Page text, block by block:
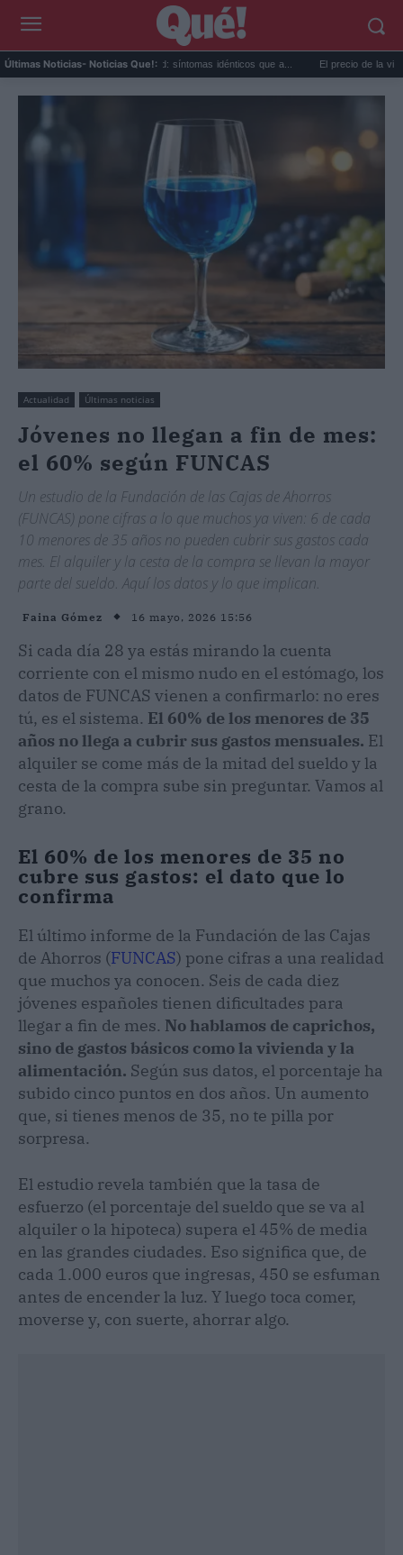
Últimas Noticias- Noticias Que!:
Calor extremo y ansiedad: síntomas idénticos que a... El precio de la vivienda en
Actualidad Últimas noticias
Jóvenes no llegan a fin de mes:
el 60% según FUNCAS
Un estudio de la Fundación de las Cajas de Ahorros
(FUNCAS) pone cifras a lo que muchos ya viven: 6 de cada
10 menores de 35 años no pueden cubrir sus gastos cada
mes. El alquiler y la cesta de la compra se llevan la mayor
parte del sueldo. Aquí los datos y lo que implican.
Faina Gómez 16 mayo, 2026 15:56
Si cada día 28 ya estás mirando la cuenta
corriente con el mismo nudo en el estómago, los
datos de FUNCAS vienen a confirmarlo: no eres
tú, es el sistema. El 60% de los menores de 35
años no llega a cubrir sus gastos mensuales. El
alquiler se come más de la mitad del sueldo y la
cesta de la compra sube sin preguntar. Vamos al
grano.
El 60% de los menores de 35 no
cubre sus gastos: el dato que lo
confirma
El último informe de la Fundación de las Cajas
de Ahorros (FUNCAS) pone cifras a una realidad
que muchos ya conocen. Seis de cada diez
jóvenes españoles tienen dificultades para
llegar a fin de mes. No hablamos de caprichos,
sino de gastos básicos como la vivienda y la
alimentación. Según sus datos, el porcentaje ha
subido cinco puntos en dos años. Un aumento
que, si tienes menos de 35, no te pilla por
sorpresa.
El estudio revela también que la tasa de
esfuerzo (el porcentaje del sueldo que se va al
alquiler o la hipoteca) supera el 45% de media
en las grandes ciudades. Eso significa que, de
cada 1.000 euros que ingresas, 450 se esfuman
antes de encender la luz. Y luego toca comer,
moverse y, con suerte, ahorrar algo.